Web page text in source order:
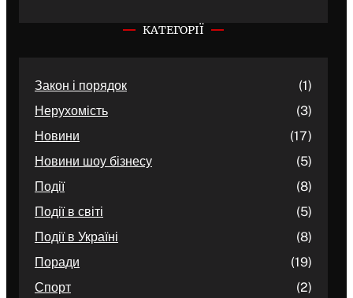
КАТЕГОРІЇ
Закон і порядок
(1)
Нерухомість
(3)
Новини
(17)
Новини шоу бізнесу
(5)
Події
(8)
Події в світі
(5)
Події в Україні
(8)
Поради
(19)
Спорт
(2)